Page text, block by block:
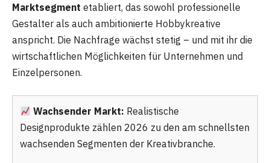
Marktsegment etabliert, das sowohl professionelle
Gestalter als auch ambitionierte Hobbykreative
anspricht. Die Nachfrage wächst stetig – und mit ihr die
wirtschaftlichen Möglichkeiten für Unternehmen und
Einzelpersonen.
Wachsender Markt: Realistische
Designprodukte zählen 2026 zu den am schnellsten
wachsenden Segmenten der Kreativbranche.